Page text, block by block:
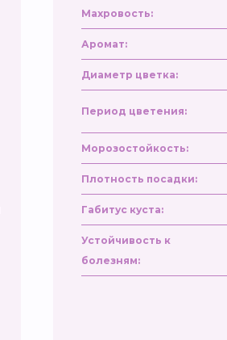
Махровость:
Аромат:
Диаметр цветка:
Период цветения:
Морозостойкость:
Плотность посадки:
Габитус куста:
Устойчивость к
болезням: